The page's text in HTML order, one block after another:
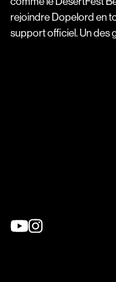
rejoindre Dopelord en
support officiel. Un des